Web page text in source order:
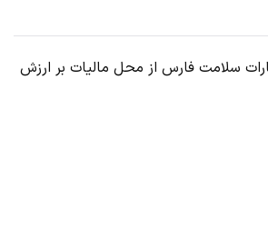
سلامت فارس از محل مالیات بر ارزش